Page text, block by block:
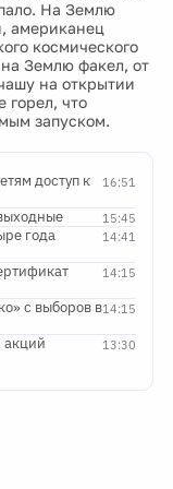
На Землю
американец
космического
Землю факел, от
на открытии
горел, что
запуском.
16:51
доступ к
15:45
14:41
года
14:15
14:15
с выборов в
13:30
акций